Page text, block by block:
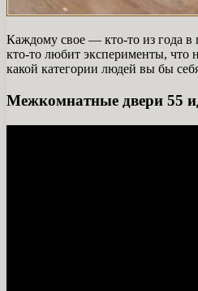
Каждому свое — кто-то из года в
кто-то любит эксперименты, что
какой категории людей вы бы
Межкомнатные двери 55